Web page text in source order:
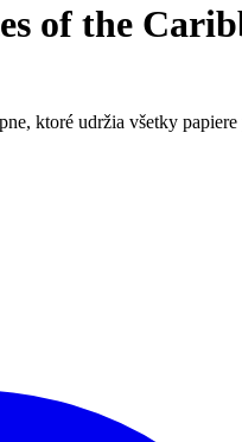
of the
ktoré udržia všetky